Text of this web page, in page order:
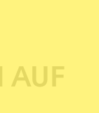
AUF